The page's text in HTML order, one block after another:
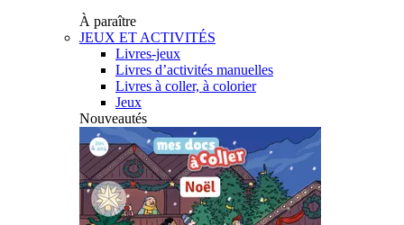
À paraître
JEUX ET ACTIVITÉS
Livres-jeux
Livres d’activités manuelles
Livres à coller, à colorier
Jeux
Nouveautés